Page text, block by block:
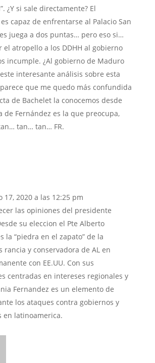
¿Y si sale directamente? El
capaz de enfrentarse al Palacio San
juega a dos puntas… pero eso si…
el atropello a los DDHH al gobierno
incumple. ¿Al gobierno de Maduro
interesante análisis sobre esta
que me quedo más confundida
de Bachelet la conocemos desde
de Fernández es la que preocupa,
tan… tan… FR.
17, 2020 a las 12:25 pm
las opiniones del presidente
su eleccion el Pte Alberto
la “piedra en el zapato” de la
rancia y conservadora de AL en
con EE.UU. Con sus
centradas en intereses regionales y
Fernandez es un elemento de
los ataques contra gobiernos y
en latinoamerica.